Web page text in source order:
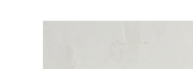
ようこそ ゲスト 様